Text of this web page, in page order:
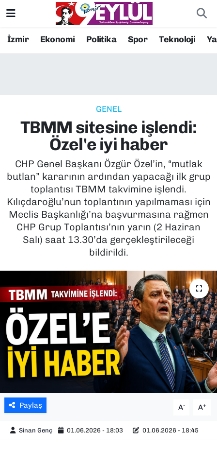
İzmir Ekonomi Politika Spor Teknoloji
GENEL
TBMM sitesine işlendi:
Özel'e iyi haber
CHP Genel Başkanı Özgür Özel’in, “mutlak
butlan” kararının ardından yapacağı ilk grup
toplantısı TBMM takvimine işlendi.
Kılıçdaroğlu’nun toplantının yapılmaması için
Meclis Başkanlığı’na başvurmasına rağmen
CHP Grup Toplantısı’nın yarın (2 Haziran
Salı) saat 13.30’da gerçekleştirileceği
bildirildi.
Paylaş A- A+
Sinan Genç 01.06.2026 - 18:03 01.06.2026 - 18:45
Resmi İlanlar
EKONOMİ
KÜLTÜR SANAT
MAGAZİN
POLİTİKA
SAĞLIK
TEKNOLOJİ
YEREL YÖNETİMLER
Konak Nöbetçi Eczaneler
Süper Lig Puan Durumu ve Fikstür
Tüm Manşetler
Son Dakika Haberleri
Haber Arşivi